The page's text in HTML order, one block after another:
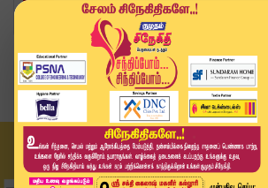
Home
வீடியோ ஸ்டோரி
சிறுவன் கடத்தப்பட்ட வழக்கில் புதிய